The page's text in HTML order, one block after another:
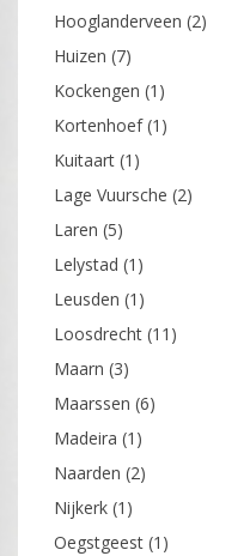
Hooglanderveen (2)
Huizen (7)
Kockengen (1)
Kortenhoef(1)
Kuitaart (1)
Lage Vuursche (2)
Laren (5)
Lelystad (1)
Leusden (1)
Loosdrecht (11)
Maarn (3)
Maarssen (6)
Madeira (1)
Naarden (2)
Nijkerk (1)
Oegstgeest (1)